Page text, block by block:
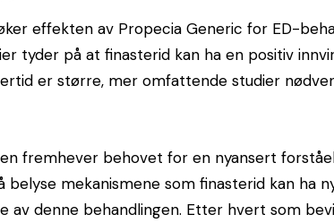
effekten av Propecia Generic for ED-
tyder på at finasterid kan ha en positiv
er større, mer omfattende studier
fremhever behovet for en nyansert
belyse mekanismene som finasterid kan
av denne behandlingen. Etter hvert som